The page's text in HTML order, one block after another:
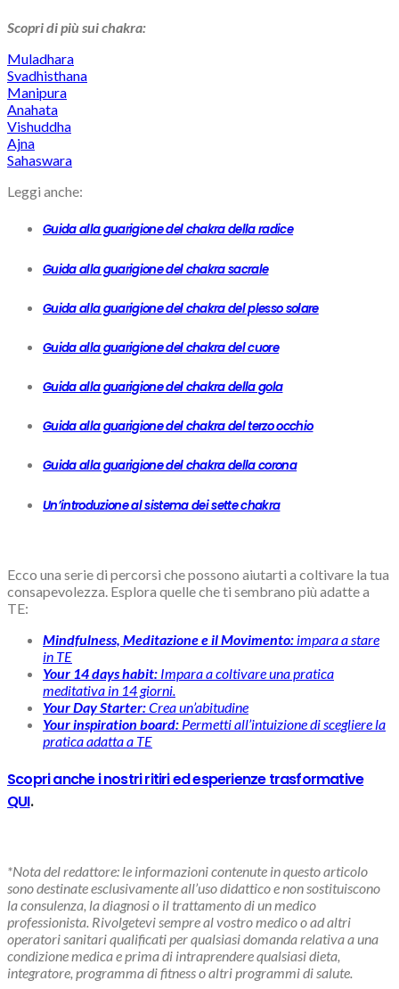
Scopri di più sui chakra:
Muladhara
Svadhisthana
Manipura
Anahata
Vishuddha
Ajna
Sahaswara
Leggi anche:
Guida alla guarigione del chakra della radice
Guida alla guarigione del chakra sacrale
Guida alla guarigione del chakra del plesso solare
Guida alla guarigione del chakra del cuore
Guida alla guarigione del chakra della gola
Guida alla guarigione del chakra del terzo occhio
Guida alla guarigione del chakra della corona
Un’introduzione al sistema dei sette chakra
Ecco una serie di percorsi che possono aiutarti a coltivare la tua
consapevolezza. Esplora quelle che ti sembrano più adatte a
TE:
Mindfulness, Meditazione e il Movimento: impara a stare
in TE
Your 14 days habit: Impara a coltivare una pratica
meditativa in 14 giorni.
Your Day Starter:Crea un’abitudine
Your inspiration board: Permetti all’intuizione di scegliere la
pratica adatta a TE
Scopri anche i nostri ritiri ed esperienze trasformative
QUI.
*Nota del redattore: le informazioni contenute in questo articolo
sono destinate esclusivamente all’uso didattico e non sostituiscono
la consulenza, la diagnosi o il trattamento di un medico
professionista. Rivolgetevi sempre al vostro medico o ad altri
operatori sanitari qualificati per qualsiasi domanda relativa a una
condizione medica e prima di intraprendere qualsiasi dieta,
integratore, programma di fitness o altri programmi di salute.